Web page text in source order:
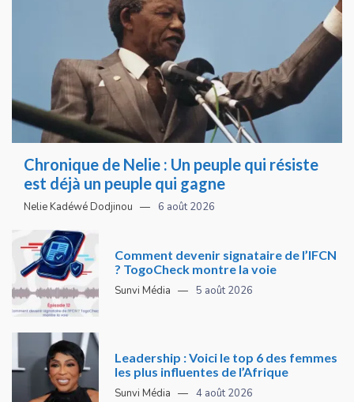
Chronique de Nelie : Un peuple qui résiste
est déjà un peuple qui gagne
Nelie Kadéwé Dodjinou 6 août 2026
Comment devenir signataire de l’IFCN
? TogoCheck montre la voie
Sunvi Média 5 août 2026
Leadership : Voici le top 6 des femmes
les plus influentes de l’Afrique
Sunvi Média 4 août 2026